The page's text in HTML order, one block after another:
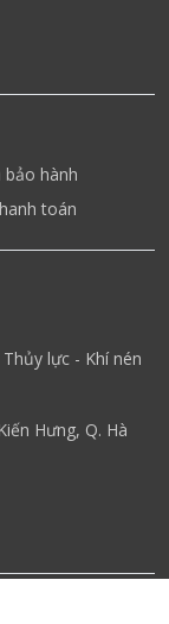
bảo hành
toán
lực - Khí nén
Hưng, Q. Hà